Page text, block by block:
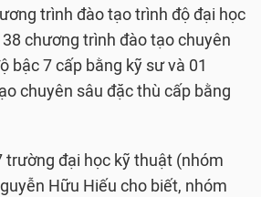
trình đào tạo trình độ đại học
chương trình đào tạo chuyên
bậc 7 cấp bằng kỹ sư và 01
chuyên sâu đặc thù cấp bằng
trường đại học kỹ thuật (nhóm
Hữu Hiếu cho biết, nhóm